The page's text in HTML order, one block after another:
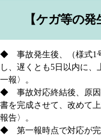
【ケガ等の発
◆ 事故発生後、（様式1
し、遅くとも5日以内に
一報〉。
◆ 事故対応終結後、原因
書を完成させて、改めて
報告〉。
◆ 第一報時点で対応が完